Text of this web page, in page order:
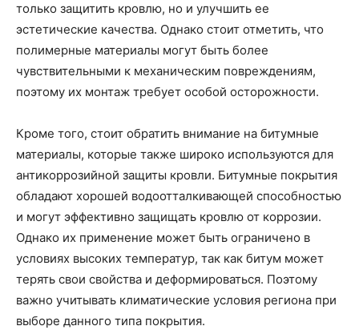
только защитить кровлю, но и улучшить ее
эстетические качества. Однако стоит отметить, что
полимерные материалы могут быть более
чувствительными к механическим повреждениям,
поэтому их монтаж требует особой осторожности.
Кроме того, стоит обратить внимание на битумные
материалы, которые также широко используются для
антикоррозийной защиты кровли. Битумные покрытия
обладают хорошей водоотталкивающей способностью
и могут эффективно защищать кровлю от коррозии.
Однако их применение может быть ограничено в
условиях высоких температур, так как битум может
терять свои свойства и деформироваться. Поэтому
важно учитывать климатические условия региона при
выборе данного типа покрытия.